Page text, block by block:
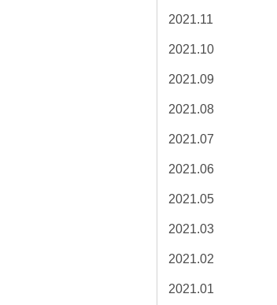
2021.11
2021.10
2021.09
2021.08
2021.07
2021.06
2021.05
2021.03
2021.02
2021.01